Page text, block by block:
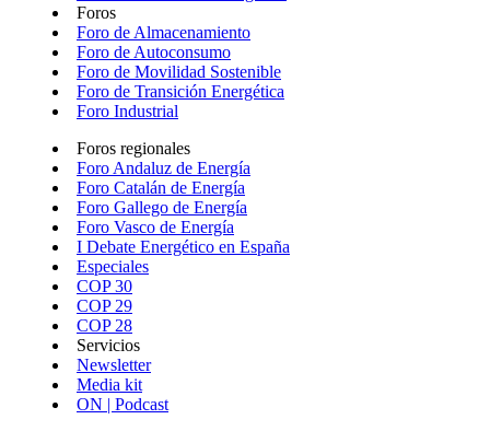
Foros
Foro de Almacenamiento
Foro de Autoconsumo
Foro de Movilidad Sostenible
Foro de Transición Energética
Foro Industrial
Foros regionales
Foro Andaluz de Energía
Foro Catalán de Energía
Foro Gallego de Energía
Foro Vasco de Energía
I Debate Energético en España
Especiales
COP 30
COP 29
COP 28
Servicios
Newsletter
Media kit
ON | Podcast